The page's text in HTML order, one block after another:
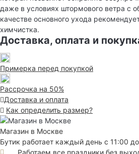
даже в условиях штормового ветра с
качестве основного ухода
химчистка.
Доставка, оплата и
Примерка перед покупкой
Рассрочка на 50%
Доставка и оплата
Как определить размер?
Магазин в Москве
Бутик работает каждый день с 11:00